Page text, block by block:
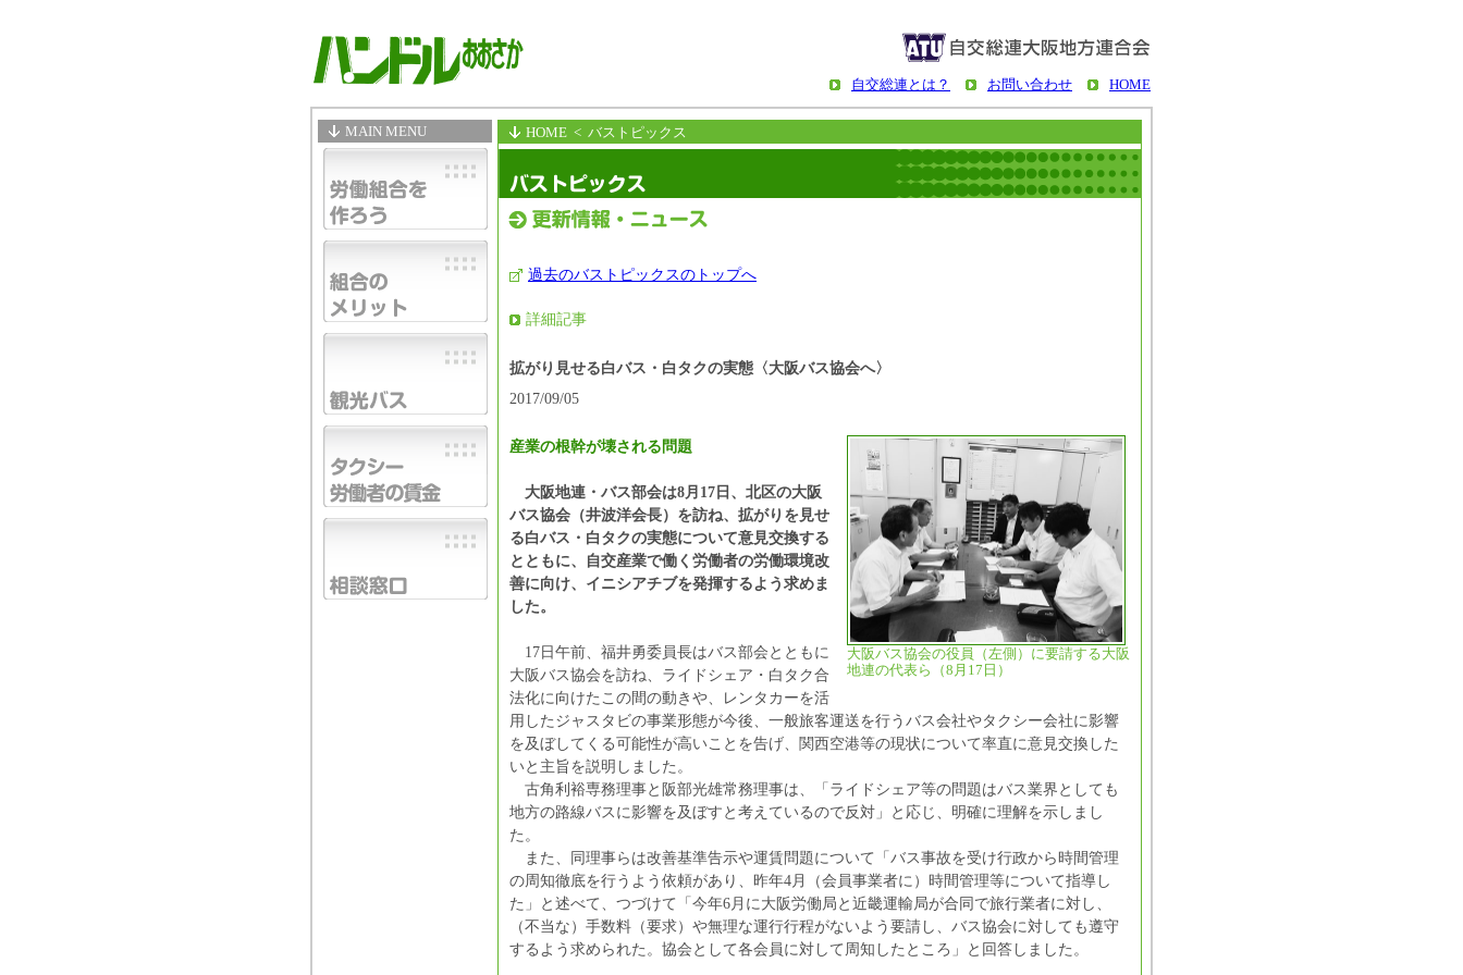
自交総連とは？ お問い合わせ HOME
MAIN MENU HOME < バストピックス
過去のバストピックスのトップへ
詳細記事
拡がり見せる白バス・白タクの実態〈大阪バス協会へ〉
2017/09/05
大阪バス協会の役員（左側）に要請する大阪
地連の代表ら（8月17日）
産業の根幹が壊される問題
大阪地連・バス部会は8月17日、北区の大阪
バス協会（井波洋会長）を訪ね、拡がりを見せ
る白バス・白タクの実態について意見交換する
とともに、自交産業で働く労働者の労働環境改
善に向け、イニシアチブを発揮するよう求めま
した。
17日午前、福井勇委員長はバス部会とともに
大阪バス協会を訪ね、ライドシェア・白タク合
法化に向けたこの間の動きや、レンタカーを活
用したジャスタビの事業形態が今後、一般旅客運送を行うバス会社やタクシー会社に影響
を及ぼしてくる可能性が高いことを告げ、関西空港等の現状について率直に意見交換した
いと主旨を説明しました。
古角利裕専務理事と阪部光雄常務理事は、「ライドシェア等の問題はバス業界としても
地方の路線バスに影響を及ぼすと考えているので反対」と応じ、明確に理解を示しまし
た。
また、同理事らは改善基準告示や運賃問題について「バス事故を受け行政から時間管理
の周知徹底を行うよう依頼があり、昨年4月（会員事業者に）時間管理等について指導し
た」と述べて、つづけて「今年6月に大阪労働局と近畿運輸局が合同で旅行業者に対し、
（不当な）手数料（要求）や無理な運行行程がないよう要請し、バス協会に対しても遵守
するよう求められた。協会として各会員に対して周知したところ」と回答しました。